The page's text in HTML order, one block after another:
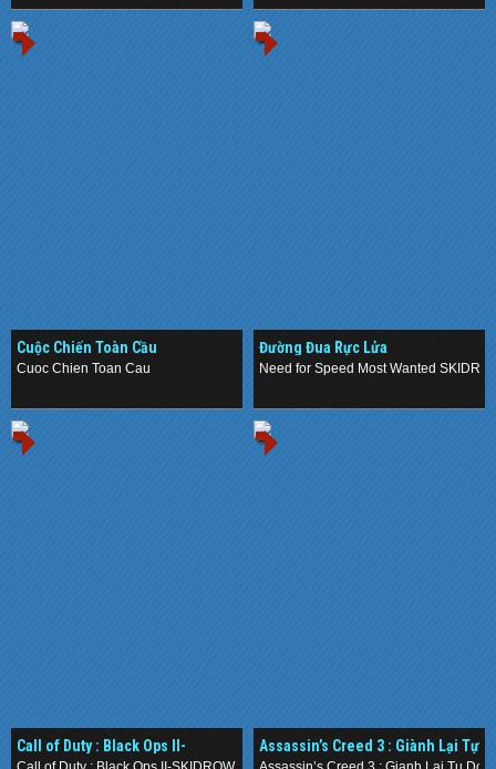
Cuộc Chiến Toàn Cầu
Cuoc Chien Toan Cau
Đường Đua Rực Lửa
Need for Speed Most Wanted
Call of Duty : Black Ops II-
Assassin’s Creed 3 : Giành Lại Tự